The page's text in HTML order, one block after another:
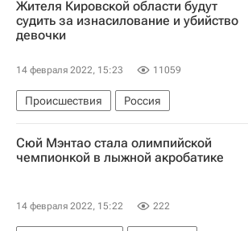
Жителя Кировской области будут
судить за изнасилование и убийство
девочки
14 февраля 2022, 15:23 11059
Происшествия
Россия
Кировская область
Сюй Мэнтао стала олимпийской
чемпионкой в лыжной акробатике
14 февраля 2022, 15:22 222